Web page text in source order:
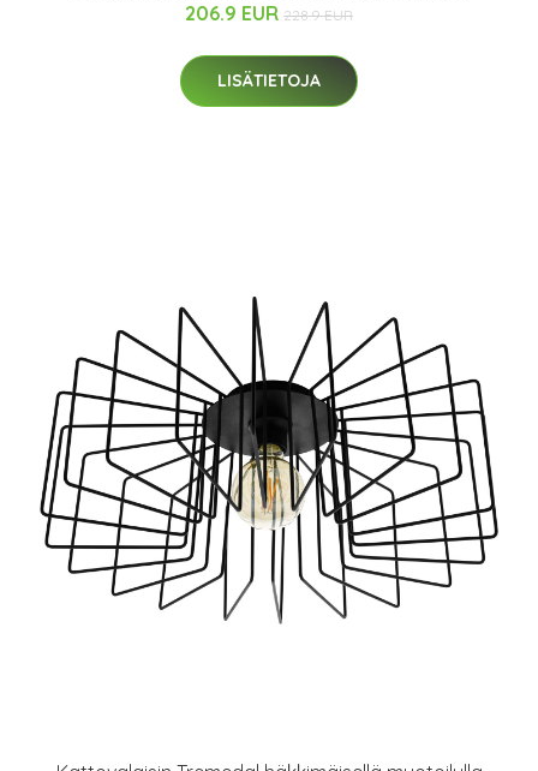
206.9 EUR 228.9 EUR
LISÄTIETOJA